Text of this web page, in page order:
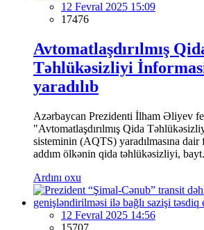
12 Fevral 2025 15:09
17476
Avtomatlaşdırılmış
Təhlükəsizliyi
yaradılıb
Azərbaycan Prezidenti İlham Əliyev
"Avtomatlaşdırılmış Qida
sisteminin (AQTS) yaradılmasına dair
addım ölkənin qida təhlükəsizliyi,
Ardını oxu
12 Fevral 2025 14:56
15707